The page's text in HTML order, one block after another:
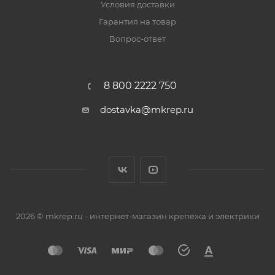
Условия доставки
Гарантия на товар
Вопрос-ответ
8 800 2222 750
dostavka@mkrep.ru
2026 © mkrep.ru - интернет-магазин крепежа и электрики